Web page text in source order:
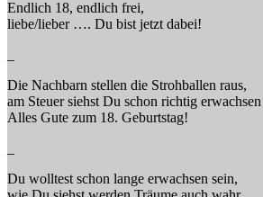
Endlich 18, endlich frei,
liebe/lieber …. Du bist jetzt dabei!
Die Nachbarn stellen die Strohballen raus,
am Steuer siehst Du schon richtig erwachsen
Alles Gute zum 18. Geburtstag!
Du wolltest schon lange erwachsen sein,